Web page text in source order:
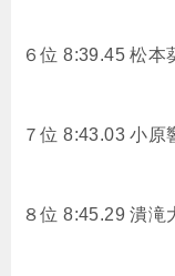
６位 8:39.45 松本
７位 8:43.03 小原
８位 8:45.29 潰滝